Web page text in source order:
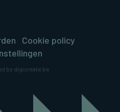
Cookie policy
by digicreate.be